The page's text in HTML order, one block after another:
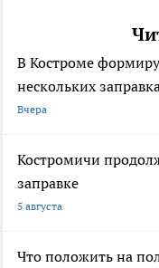
В Костроме
нескольких
Вчера
Костромичи
заправке
5 августа
Что положить на